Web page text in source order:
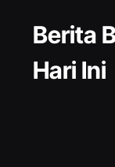
Berita
Hari Ini